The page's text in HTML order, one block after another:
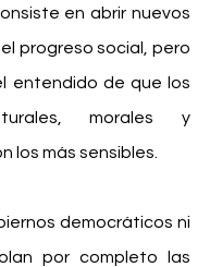
en abrir nuevos
progreso social, pero
entendido de que los
morales y
los más sensibles.
democráticos ni
por completo las